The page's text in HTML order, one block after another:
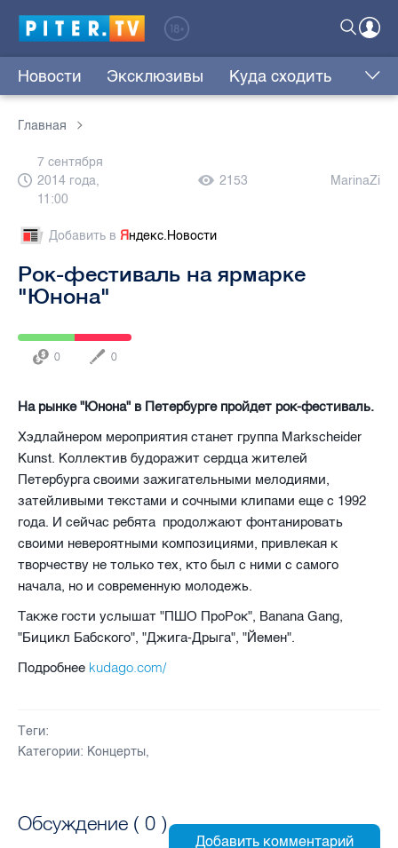
Новости Эксклюзивы Куда сходить
Главная
7 сентября
2014 года,
11:00
2153 MarinaZi
Добавить в Яндекс.Новости
Рок-фестиваль на ярмарке
"Юнона"
0 0
На рынке "Юнона" в Петербурге пройдет рок-фестиваль.
Хэдлайнером мероприятия станет группа Markscheider
Kunst. Коллектив будоражит сердца жителей
Петербурга своими зажигательными мелодиями,
затейливыми текстами и сочными клипами еще с 1992
года. И сейчас ребята продолжают фонтанировать
своими невероятными композициями, привлекая к
творчеству не только тех, кто был с ними с самого
начала, но и современную молодежь.
Также гости услышат "ПШО ПроРок", Banana Gang,
"Бицикл Бабского", "Джига-Дрыга", "Йемен".
Подробнее kudago.com/
Теги:
Категории: Концерты,
Обсуждение ( 0 )